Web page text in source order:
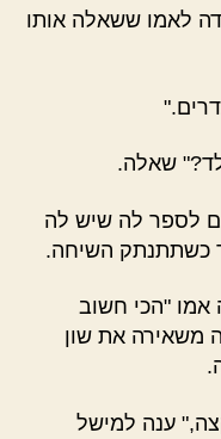
לאמו ששאלה אותו
שאלה.
לספר לה שיש לה
כשתתנתק השיחה.
"הכי חשוב
משאירה את שון
ענה למישל